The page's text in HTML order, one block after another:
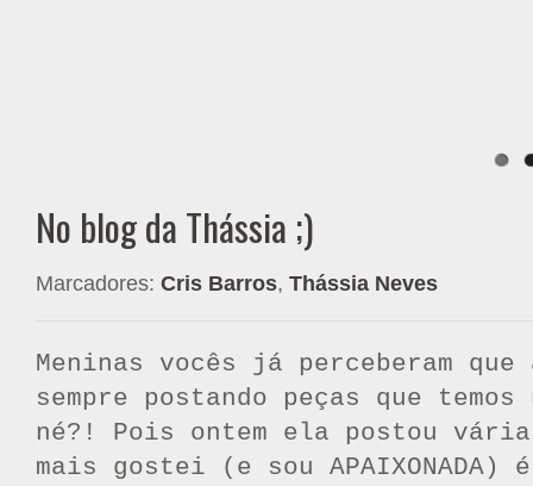
No blog da Thássia ;)
Marcadores: Cris Barros, Thássia Neves
Meninas vocês já perceberam
sempre postando peças que
né?! Pois ontem ela postou
mais gostei (e sou APAIXONADA)